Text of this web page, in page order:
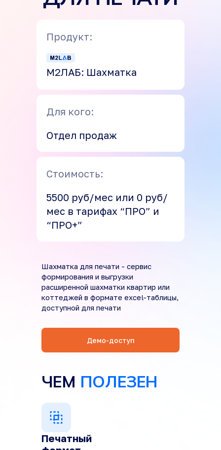
Продукт:
М2ЛАБ: Шахматка
Стоимость:
5500 руб/мес или 0 руб/
мес в тарифах “ПРО” и
“ПРО+”
Для кого:
Отдел продаж
Шахматка для печати - сервис
формирования и выгрузки
расширенной шахматки квартир или
коттеджей в формате excel-таблицы,
доступной для печати
Демо-доступ
Печатный
ЧЕМ ПОЛЕЗЕН